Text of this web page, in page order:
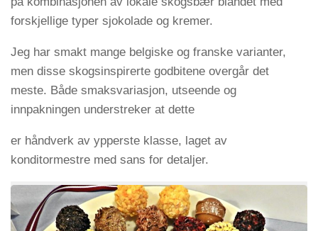
forskjellige typer sjokolade og kremer.
Jeg har smakt mange belgiske og franske varianter,
men disse skogsinspirerte godbitene overgår det
meste. Både smaksvariasjon, utseende og
innpakningen understreker at dette
er håndverk av ypperste klasse, laget av
konditormestre med sans for detaljer.